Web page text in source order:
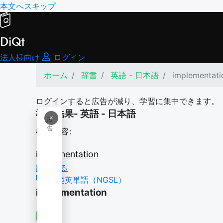
本文へスキップ
DiQt
法人様向け
ログイン
ホーム
辞書 英語 - 日本語
ログインすると広告が減り、学習に集中できます。
×
広
告
検索結果- 英語 - 日本語
検索内容:
implementation
翻訳する
基礎英単語（NGSL）
implementation